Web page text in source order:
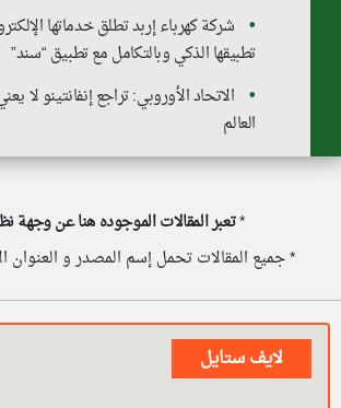
شركة كهرباء إربد تطلق خدماتها
تطبيقها الذكي وبالتكامل مع تطبيق “سند”
الاتحاد الأوروبي: تراجع إنفانتينو لا
العالم
*تعبر المقالات الموجوده هنا عن وجهة
* جميع المقالات تحمل إسم المصدر و العنوان
لايف ستايل